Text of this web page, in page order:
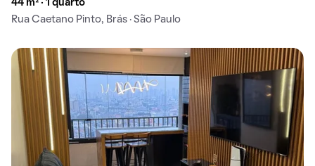
44 m² · 1 quarto
Rua Caetano Pinto, Brás · São Paulo